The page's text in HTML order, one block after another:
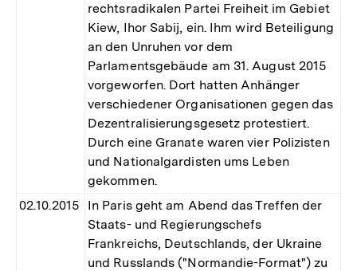
rechtsradikalen Partei Freiheit im Gebiet
Kiew, Ihor Sabij, ein. Ihm wird Beteiligung
an den Unruhen vor dem
Parlamentsgebäude am 31. August 2015
vorgeworfen. Dort hatten Anhänger
verschiedener Organisationen gegen das
Dezentralisierungsgesetz protestiert.
Durch eine Granate waren vier Polizisten
und Nationalgardisten ums Leben
gekommen.
02.10.2015
In Paris geht am Abend das Treffen der
Staats- und Regierungschefs
Frankreichs, Deutschlands, der Ukraine
und Russlands ("Normandie-Format") zu